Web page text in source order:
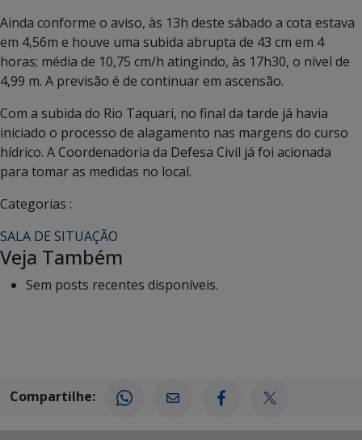
Ainda conforme o aviso, às 13h deste sábado a cota estava
em 4,56m e houve uma subida abrupta de 43 cm em 4
horas; média de 10,75 cm/h atingindo, às 17h30, o nível de
4,99 m. A previsão é de continuar em ascensão.
Com a subida do Rio Taquari, no final da tarde já havia
iniciado o processo de alagamento nas margens do curso
hídrico. A Coordenadoria da Defesa Civil já foi acionada
para tomar as medidas no local.
Categorias :
SALA DE SITUAÇÃO
Veja Também
Sem posts recentes disponíveis.
Compartilhe: